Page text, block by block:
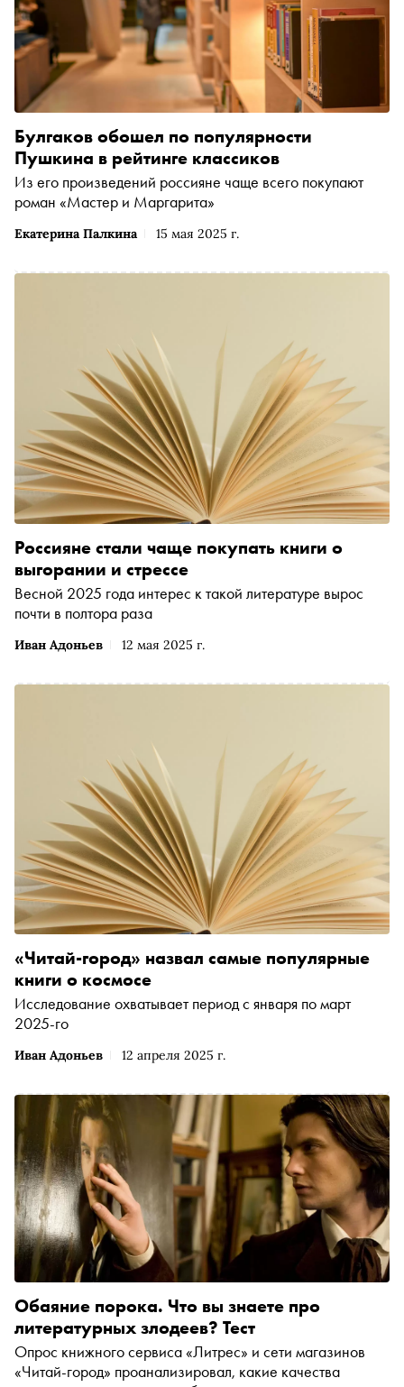
Екатерина Палкина 15 мая 2025 г.
Булгаков обошел по популярности
Пушкина в рейтинге классиков
Из его произведений россияне чаще всего покупают
роман «Мастер и Маргарита»
Иван Адоньев 12 мая 2025 г.
Россияне стали чаще покупать книги о
выгорании и стрессе
Весной 2025 года интерес к такой литературе вырос
почти в полтора раза
Иван Адоньев 12 апреля 2025 г.
«Читай-город» назвал самые популярные
книги о космосе
Исследование охватывает период с января по март
2025-го
Обаяние порока. Что вы знаете про
литературных злодеев? Тест
Опрос книжного сервиса «Литрес» и сети магазинов
«Читай-город» проанализировал, какие качества